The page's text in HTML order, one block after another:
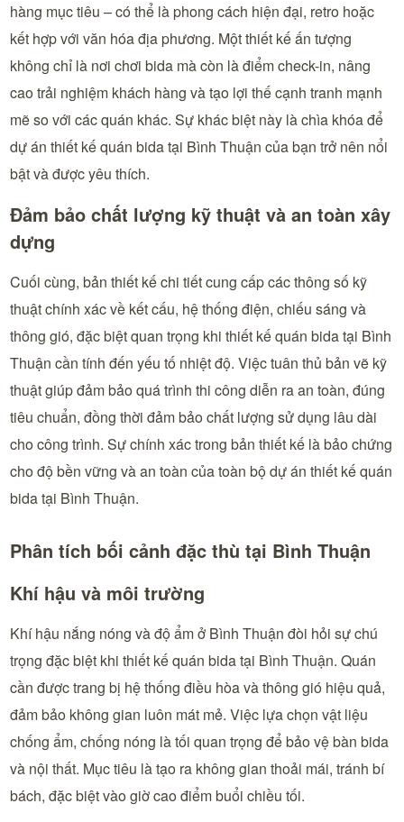
hàng mục tiêu – có thể là phong cách hiện đại, retro hoặc
kết hợp với văn hóa địa phương. Một thiết kế ấn tượng
không chỉ là nơi chơi bida mà còn là điểm check-in, nâng
cao trải nghiệm khách hàng và tạo lợi thế cạnh tranh mạnh
mẽ so với các quán khác. Sự khác biệt này là chìa khóa để
dự án thiết kế quán bida tại Bình Thuận của bạn trở nên nổi
bật và được yêu thích.
Đảm bảo chất lượng kỹ thuật và an toàn xây
dựng
Cuối cùng, bản thiết kế chi tiết cung cấp các thông số kỹ
thuật chính xác về kết cấu, hệ thống điện, chiếu sáng và
thông gió, đặc biệt quan trọng khi thiết kế quán bida tại Bình
Thuận cần tính đến yếu tố nhiệt độ. Việc tuân thủ bản vẽ kỹ
thuật giúp đảm bảo quá trình thi công diễn ra an toàn, đúng
tiêu chuẩn, đồng thời đảm bảo chất lượng sử dụng lâu dài
cho công trình. Sự chính xác trong bản thiết kế là bảo chứng
cho độ bền vững và an toàn của toàn bộ dự án thiết kế quán
bida tại Bình Thuận.
Phân tích bối cảnh đặc thù tại Bình Thuận
Khí hậu và môi trường
Khí hậu nắng nóng và độ ẩm ở Bình Thuận đòi hỏi sự chú
trọng đặc biệt khi thiết kế quán bida tại Bình Thuận. Quán
cần được trang bị hệ thống điều hòa và thông gió hiệu quả,
đảm bảo không gian luôn mát mẻ. Việc lựa chọn vật liệu
chống ẩm, chống nóng là tối quan trọng để bảo vệ bàn bida
và nội thất. Mục tiêu là tạo ra không gian thoải mái, tránh bí
bách, đặc biệt vào giờ cao điểm buổi chiều tối.